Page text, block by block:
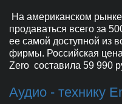
На американском рынке
продаваться всего за
ее самой доступной из
фирмы. Российская
Zero составила 59 990
Аудио - технику